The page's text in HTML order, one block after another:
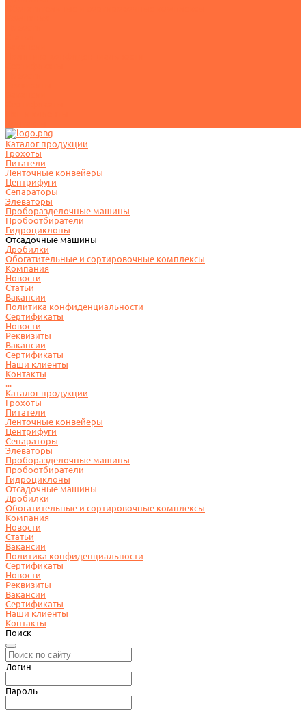
Каталог продукции
Грохоты
Питатели
Ленточные конвейеры
Центрифуги
Сепараторы
Элеваторы
Проборазделочные машины
Пробоотбиратели
Гидроциклоны
Отсадочные машины
Дробилки
Обогатительные и сортировочные комплексы
Компания
Новости
Статьи
Вакансии
Политика конфиденциальности
Сертификаты
Новости
Реквизиты
Вакансии
Сертификаты
Наши клиенты
Контакты
...
Каталог продукции
Грохоты
Питатели
Ленточные конвейеры
Центрифуги
Сепараторы
Элеваторы
Проборазделочные машины
Пробоотбиратели
Гидроциклоны
Отсадочные машины
Дробилки
Обогатительные и сортировочные комплексы
Компания
Новости
Статьи
Вакансии
Политика конфиденциальности
Сертификаты
Новости
Реквизиты
Вакансии
Сертификаты
Наши клиенты
Контакты
Поиск
Логин
Пароль